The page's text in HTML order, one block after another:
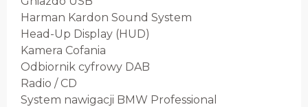
Harman Kardon Sound System
Head-Up Display (HUD)
Kamera Cofania
Odbiornik cyfrowy DAB
Radio / CD
System nawigacji BMW Professional